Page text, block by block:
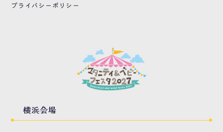
プライバシーポリシー
横浜会場